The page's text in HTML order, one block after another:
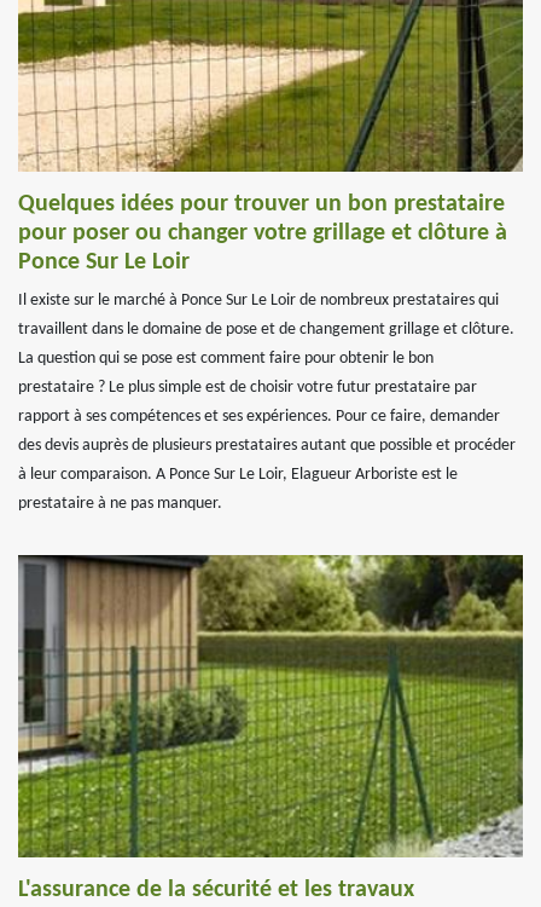
Quelques idées pour trouver un bon prestataire
pour poser ou changer votre grillage et clôture à
Ponce Sur Le Loir
Il existe sur le marché à Ponce Sur Le Loir de nombreux prestataires qui
travaillent dans le domaine de pose et de changement grillage et clôture.
La question qui se pose est comment faire pour obtenir le bon
prestataire ? Le plus simple est de choisir votre futur prestataire par
rapport à ses compétences et ses expériences. Pour ce faire, demander
des devis auprès de plusieurs prestataires autant que possible et procéder
à leur comparaison. A Ponce Sur Le Loir, Elagueur Arboriste est le
prestataire à ne pas manquer.
L'assurance de la sécurité et les travaux